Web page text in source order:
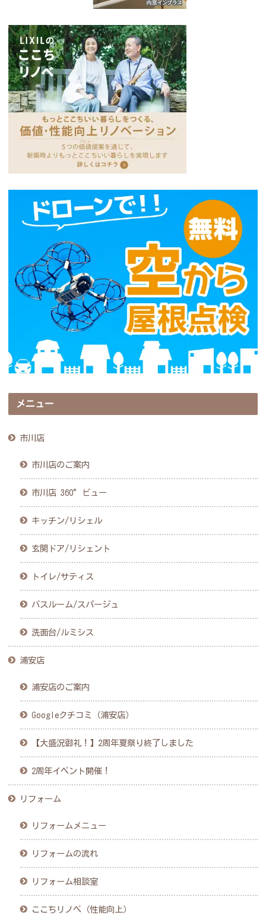
メニュー
市川店
市川店のご案内
市川店 360°ビュー
キッチン/リシェル
玄関ドア/リシェント
トイレ/サティス
バスルーム/スパージュ
洗面台/ルミシス
浦安店
浦安店のご案内
Googleクチコミ（浦安店）
【大盛況御礼！】2周年夏祭り終了しました
2周年イベント開催！
リフォーム
リフォームメニュー
リフォームの流れ
リフォーム相談室
ここちリノベ（性能向上）